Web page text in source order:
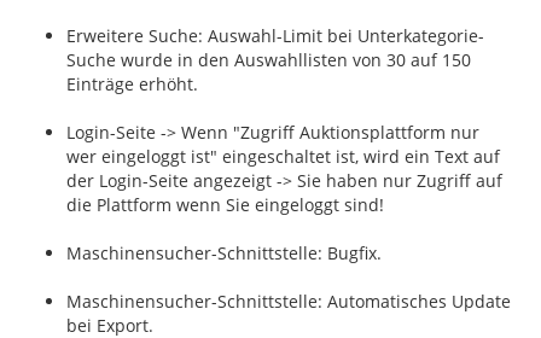
Erweitere Suche: Auswahl-Limit bei Unterkategorie-
Suche wurde in den Auswahllisten von 30 auf 150
Einträge erhöht.
Login-Seite -> Wenn "Zugriff Auktionsplattform nur
wer eingeloggt ist" eingeschaltet ist, wird ein Text auf
der Login-Seite angezeigt -> Sie haben nur Zugriff auf
die Plattform wenn Sie eingeloggt sind!
Maschinensucher-Schnittstelle: Bugfix.
Maschinensucher-Schnittstelle: Automatisches Update
bei Export.